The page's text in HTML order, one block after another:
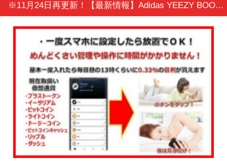
※11月24日再更新！【最新情報】Adidas YEEZY BOOST 350 V2 “Beluga 2.0” (AH2203) 11月25日発売！